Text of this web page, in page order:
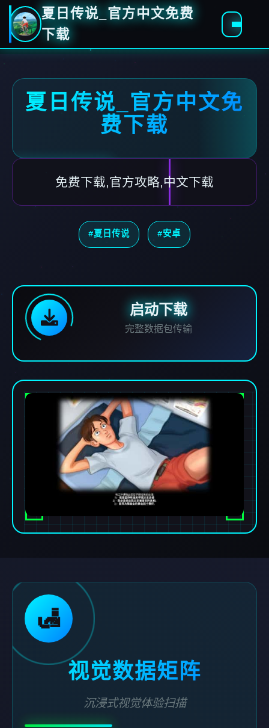
夏日传说_官方中文免费
下载
夏日传说_官方中文免
费下载
免费下载,官方攻略,中文下载
#夏日传说 #安卓
启动下载
完整数据包传输
🛃
视觉数据矩阵
沉浸式视觉体验扫描